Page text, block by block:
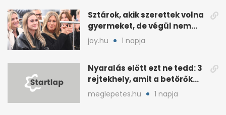
Sztárok, akik szerettek volna
gyermeket, de végül nem
született nekik
joy.hu 1 napja
Nyaralás előtt ezt ne tedd: 3
rejtekhely, amit a betörők
ismernek
meglepetes.hu 1 napja